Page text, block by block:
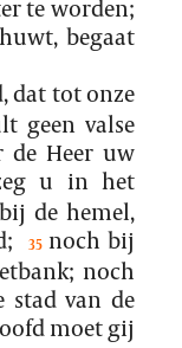
te worden;
begaat
dat tot onze
geen valse
de Heer uw
u in het
de hemel,
35 noch bij
noch
stad van de
moet gij